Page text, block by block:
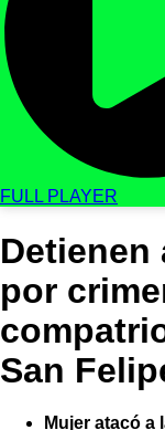
FULL PLAYER
Detienen
por
San
Mujer atacó a